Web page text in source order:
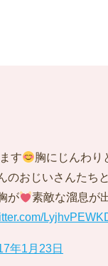
す
胸にじんわり
のおじいさんたち
が
素敵な溜息が
年1月23日